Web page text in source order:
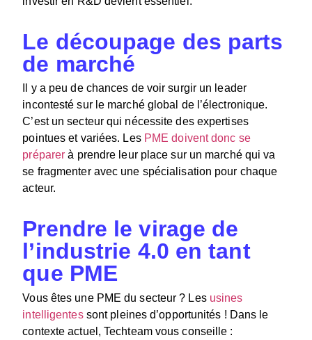
Le découpage des parts
de marché
Il y a peu de chances de voir surgir un leader
incontesté sur le marché global de l’électronique.
C’est un secteur qui nécessite des expertises
pointues et variées. Les PME doivent donc se
préparer à prendre leur place sur un marché qui va
se fragmenter avec une spécialisation pour chaque
acteur.
Prendre le virage de
l’industrie 4.0 en tant
que PME
Vous êtes une PME du secteur ? Les usines
intelligentessont pleines d’opportunités ! Dans le
contexte actuel, Techteam vous conseille :